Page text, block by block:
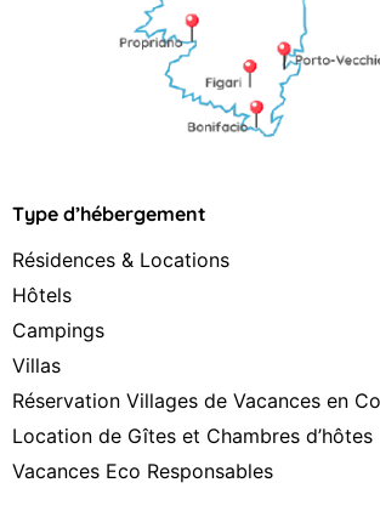
Type d’hébergement
Résidences & Locations
Hôtels
Campings
Villas
Réservation Villages de Vacances en
Location de Gîtes et Chambres d’hôtes
Vacances Eco Responsables